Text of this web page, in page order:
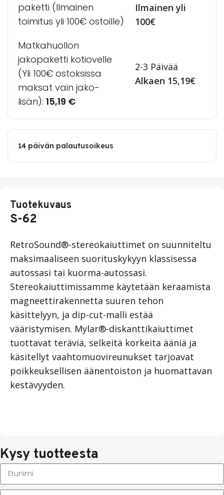
paketti (Ilmainen
toimitus yli 100€ ostoille)
Ilmainen yli
100€
Matkahuollon
jakopaketti kotiovelle
(Yli 100€ ostoksissa
maksat vain jako-
lisän): 15,19 €
2-3 Päivää
Alkaen 15,19€
14 päivän palautusoikeus
Tuotekuvaus
S-62
RetroSound®-stereokaiuttimet on suunniteltu
maksimaaliseen suorituskykyyn klassisessa
autossasi tai kuorma-autossasi.
Stereokaiuttimissamme käytetään keraamista
magneettirakennetta suuren tehon
käsittelyyn, ja dip-cut-malli estää
vääristymisen. Mylar®-diskanttikaiuttimet
tuottavat teräviä, selkeitä korkeita ääniä ja
käsitellyt vaahtomuovireunukset tarjoavat
poikkeuksellisen äänentoiston ja huomattavan
kestävyyden.
Kysy tuotteesta